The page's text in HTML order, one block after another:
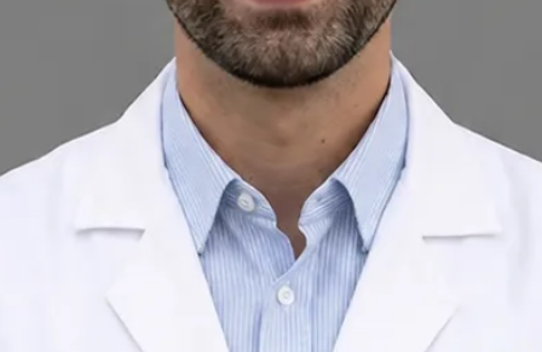
Dr Rui Diogo Rodrigues
Médico de Clínica Geral e Medicina Familiar
Revise os detalhes do perfil do médico, áreas de consulta e
opções de agendamento antes de marcar a sua consulta.
Médico de Clínica Geral e Medicina Familiar
Portuguese, English
Registado em Portugal
Consulta online disponível
Escolher horário com Rui